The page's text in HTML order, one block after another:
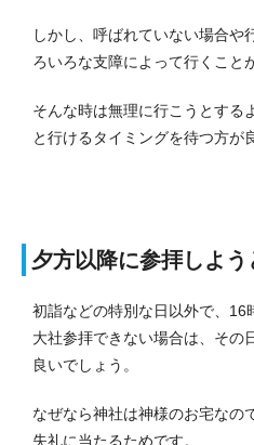
しかし、呼ばれていない場合や
ろいろな支障によって行くこと
そんな時は無理に行こうとする
と行けるタイミングを待つ方が
夕方以降に参拝しよう
初詣などの特別な日以外で、16
大社参拝できない場合は、その
良いでしょう。
なぜなら神社は神様のお宅なの
失礼に当たるためです。